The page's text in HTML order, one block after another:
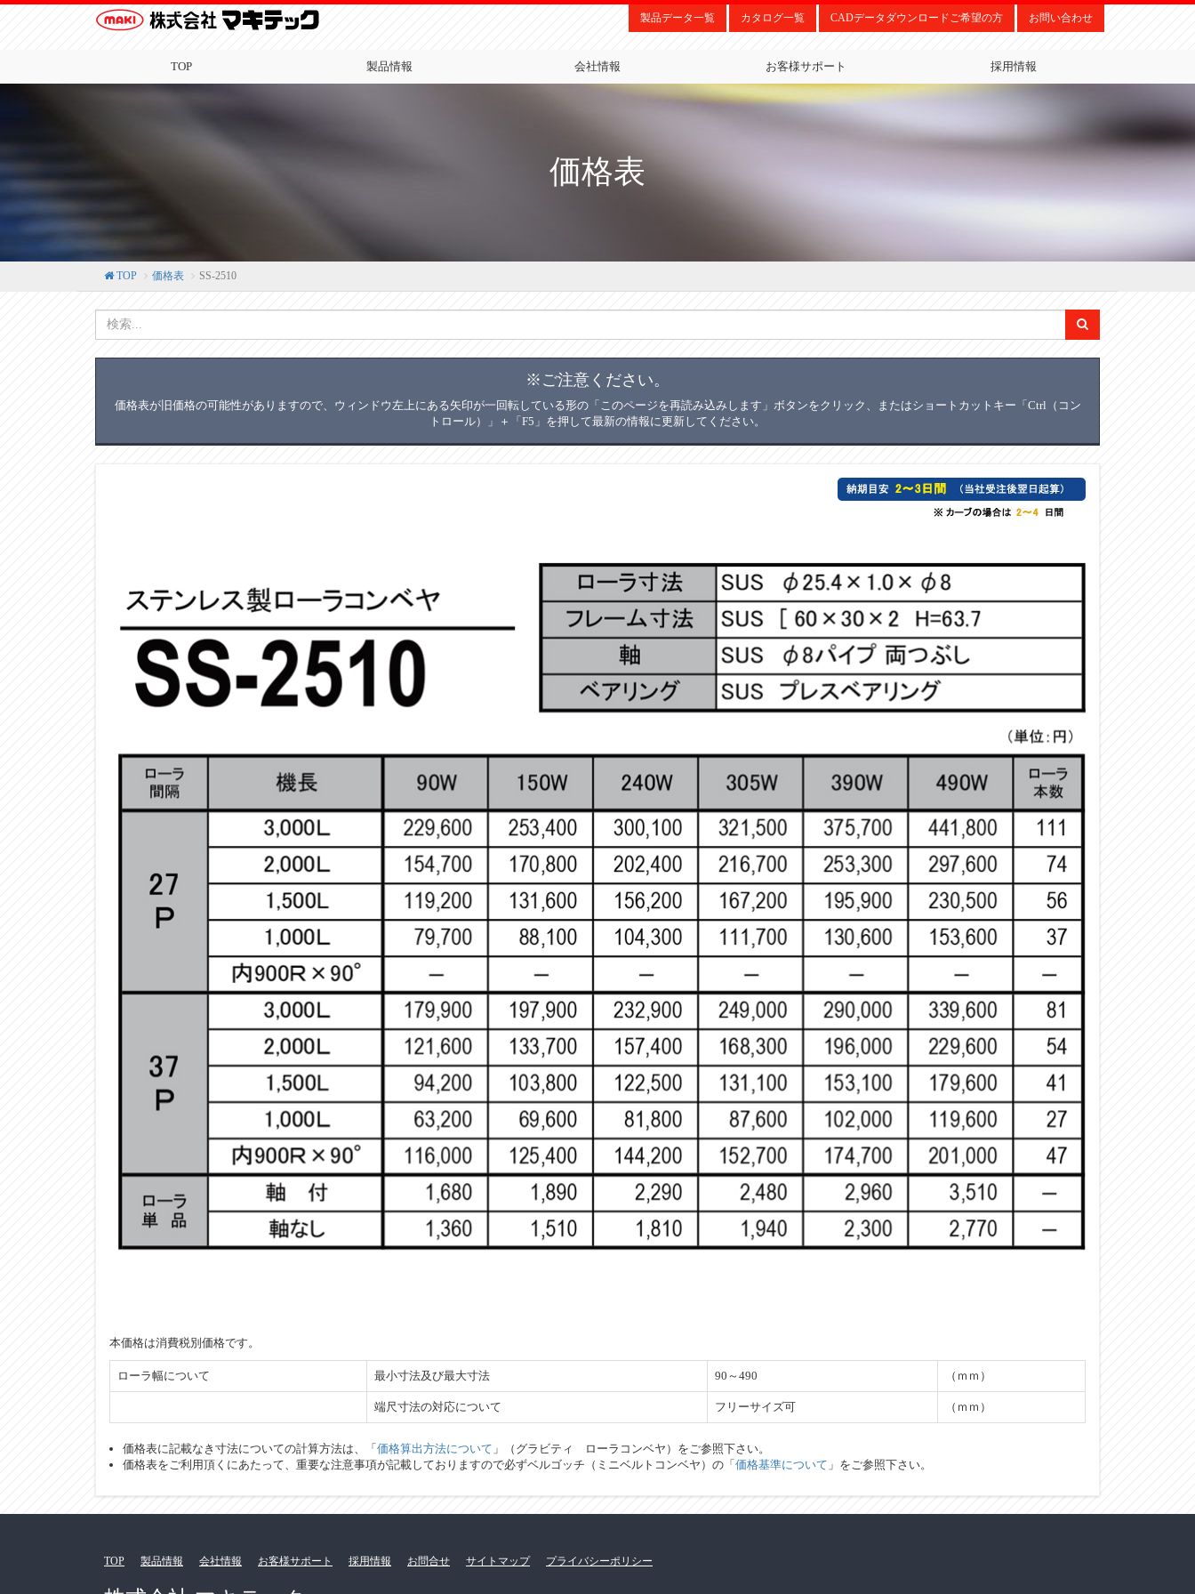
製品データ一覧 カタログ一覧 CADデータダウンロードご希望の方 お問い合わせ
TOP 製品情報 会社情報 お客様サポート 採用情報
価格表
TOP 価格表 SS-2510
※ご注意ください。
価格表が旧価格の可能性がありますので、ウィンドウ左上にある矢印が一回転している形の「このページを再読み込みします」ボタンをクリック、またはショートカットキー「Ctrl（コン
トロール）」＋「F5」を押して最新の情報に更新してください。
本価格は消費税別価格です。
ローラ幅について 最小寸法及び最大寸法 90～490 （ｍｍ）
端尺寸法の対応について フリーサイズ可 （ｍｍ）
価格表に記載なき寸法についての計算方法は、「 価格算出方法について 」（グラビティ ローラコンベヤ）をご参照下さい。
価格表をご利用頂くにあたって、重要な注意事項が記載しておりますので必ずベルゴッチ（ミニベルトコンベヤ）の「 価格基準について 」をご参照下さい。
TOP 製品情報 会社情報 お客様サポート 採用情報 お問合せ サイトマップ プライバシーポリシー